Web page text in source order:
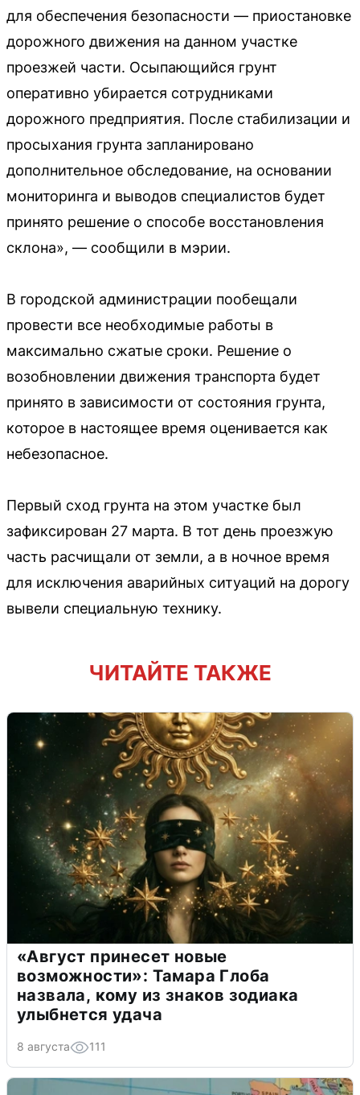
для обеспечения безопасности — приостановке
дорожного движения на данном участке
проезжей части. Осыпающийся грунт
оперативно убирается сотрудниками
дорожного предприятия. После стабилизации и
просыхания грунта запланировано
дополнительное обследование, на основании
мониторинга и выводов специалистов будет
принято решение о способе восстановления
склона», — сообщили в мэрии.
В городской администрации пообещали
провести все необходимые работы в
максимально сжатые сроки. Решение о
возобновлении движения транспорта будет
принято в зависимости от состояния грунта,
которое в настоящее время оценивается как
небезопасное.
Первый сход грунта на этом участке был
зафиксирован 27 марта. В тот день проезжую
часть расчищали от земли, а в ночное время
для исключения аварийных ситуаций на дорогу
вывели специальную технику.
ЧИТАЙТЕ ТАКЖЕ
«Август принесет новые
возможности»: Тамара Глоба
назвала, кому из знаков зодиака
улыбнется удача
8 августа 111